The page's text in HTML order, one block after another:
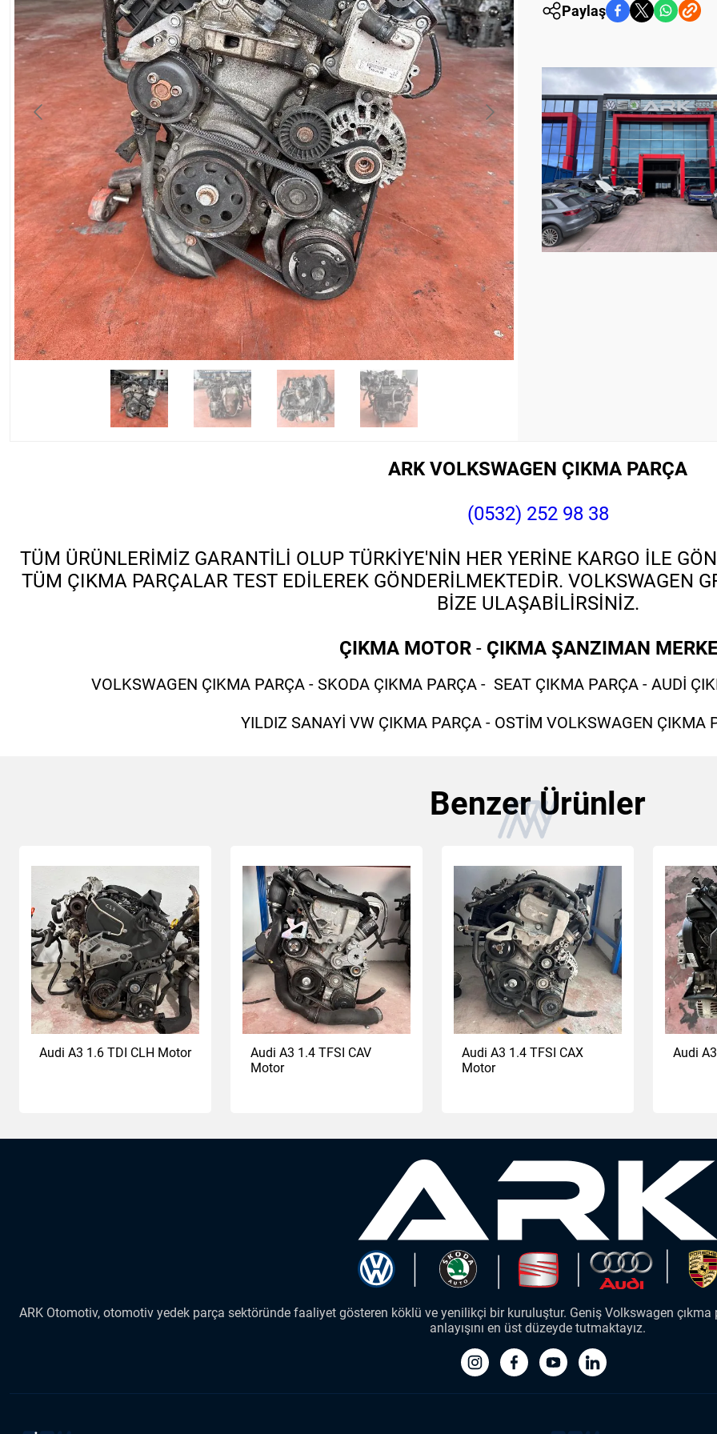
Paylaş
ARK VOLKSWAGEN ÇIKMA PARÇA
(0532) 252 98 38
TÜM ÜRÜNLERİMİZ GARANTİLİ OLUP TÜRKİYE'NİN HER YERİNE KARGO İLE
TÜM ÇIKMA PARÇALAR TEST EDİLEREK GÖNDERİLMEKTEDİR. VOLKSWAGEN
BİZE ULAŞABİLİRSİNİZ.
ÇIKMA MOTOR - ÇIKMA ŞANZIMAN
VOLKSWAGEN ÇIKMA PARÇA - SKODA ÇIKMA PARÇA - SEAT ÇIKMA PARÇA - AUDİ
YILDIZ SANAYİ VW ÇIKMA PARÇA - OSTİM VOLKSWAGEN ÇIKMA
Benzer Ürünler
Audi A3 1.6 TDI CLH Motor
Audi A3 1.4 TFSI CAV
Motor
Audi A3 1.4 TFSI CAX
Motor
Audi
ARK Otomotiv, otomotiv yedek parça sektöründe faaliyet gösteren köklü ve yenilikçi bir kuruluştur. Geniş Volkswagen
anlayışını en üst düzeyde tutmaktayız.